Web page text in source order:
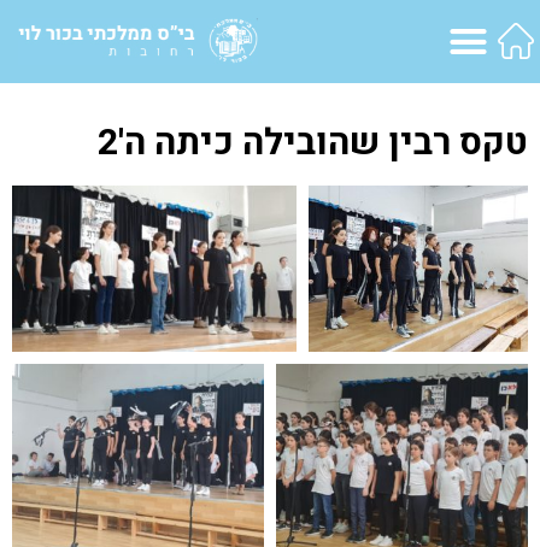
טקס רבין שהובילה כיתה ה'2